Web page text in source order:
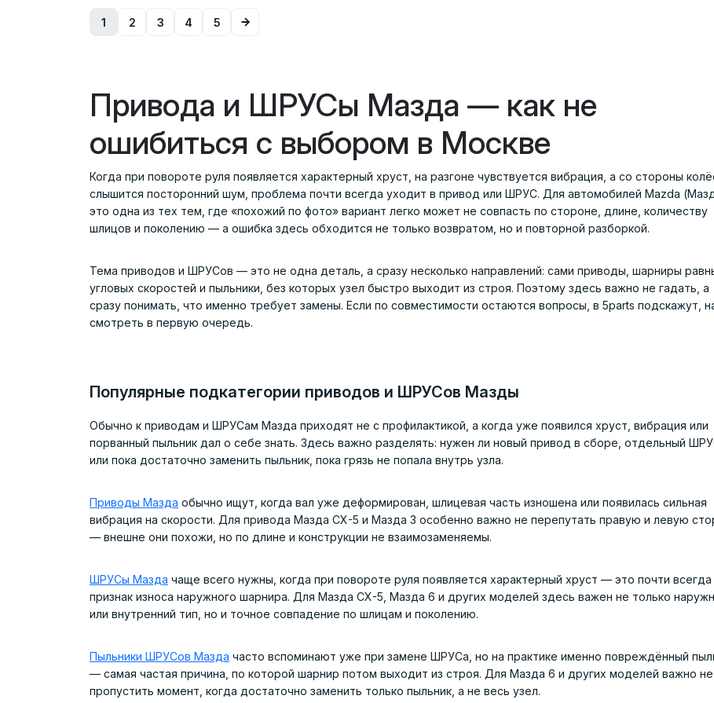
1 2 3 4 5
Привода и ШРУСы Мазда — как не
ошибиться с выбором в Москве
Когда при повороте руля появляется характерный хруст, на разгоне чувствуется вибрация, а со стороны
слышится посторонний шум, проблема почти всегда уходит в привод или ШРУС. Для автомобилей Mazda
это одна из тех тем, где «похожий по фото» вариант легко может не совпасть по стороне, длине, количеству
шлицов и поколению — а ошибка здесь обходится не только возвратом, но и повторной разборкой.
Тема приводов и ШРУСов — это не одна деталь, а сразу несколько направлений: сами приводы, шарниры
угловых скоростей и пыльники, без которых узел быстро выходит из строя. Поэтому здесь важно не гадать, а
сразу понимать, что именно требует замены. Если по совместимости остаются вопросы, в 5parts подскажут,
смотреть в первую очередь.
Популярные подкатегории приводов и ШРУСов Мазды
Обычно к приводам и ШРУСам Мазда приходят не с профилактикой, а когда уже появился хруст, вибрация или
порванный пыльник дал о себе знать. Здесь важно разделять: нужен ли новый привод в сборе, отдельный
или пока достаточно заменить пыльник, пока грязь не попала внутрь узла.
Приводы Мазда обычно ищут, когда вал уже деформирован, шлицевая часть изношена или появилась сильная
вибрация на скорости. Для привода Мазда CX-5 и Мазда 3 особенно важно не перепутать правую и левую
— внешне они похожи, но по длине и конструкции не взаимозаменяемы.
ШРУСы Мазда чаще всего нужны, когда при повороте руля появляется характерный хруст — это почти всегда
признак износа наружного шарнира. Для Мазда CX-5, Мазда 6 и других моделей здесь важен не только
или внутренний тип, но и точное совпадение по шлицам и поколению.
Пыльники ШРУСов Мазда часто вспоминают уже при замене ШРУСа, но на практике именно повреждённый
— самая частая причина, по которой шарнир потом выходит из строя. Для Мазда 6 и других моделей важно не
пропустить момент, когда достаточно заменить только пыльник, а не весь узел.